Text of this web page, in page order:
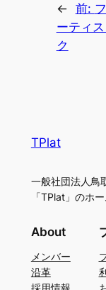
← 前:
ーティ
ク
TPlat
一般社団法人鳥
「TPlat」のホ
About
メンバー
沿革